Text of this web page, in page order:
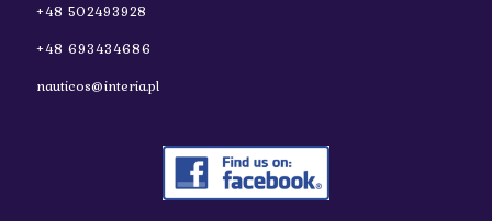
+48 502493928
+48 693434686
nauticos@interia.pl